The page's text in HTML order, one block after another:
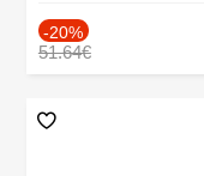
-20%
51.64€